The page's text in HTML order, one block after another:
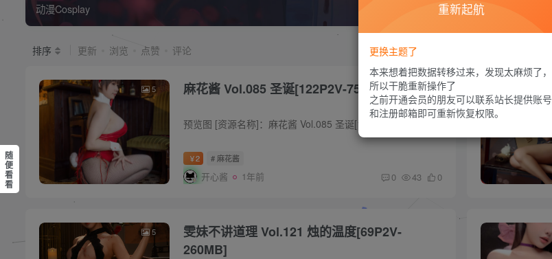
动漫Cosplay
排序 更新 浏览 点赞 评论
5 麻花酱 Vol.085 圣诞[122P2V-750MB]
￥2 # 麻花酱
开心酱 1年前 0 43 0
5
雯妹不讲道理 Vol.121 烛的温度[69P2V-
260MB]
随
便
看
看
重新起航
更换主题了
本来想着把数据转移过来，发现太麻烦了，
所以干脆重新操作了
之前开通会员的朋友可以联系站长提供账号
和注册邮箱即可重新恢复权限。